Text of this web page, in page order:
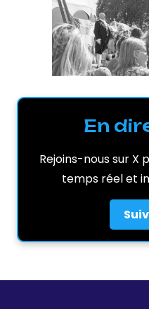
En
Rejoins-nous sur X
temps réel et